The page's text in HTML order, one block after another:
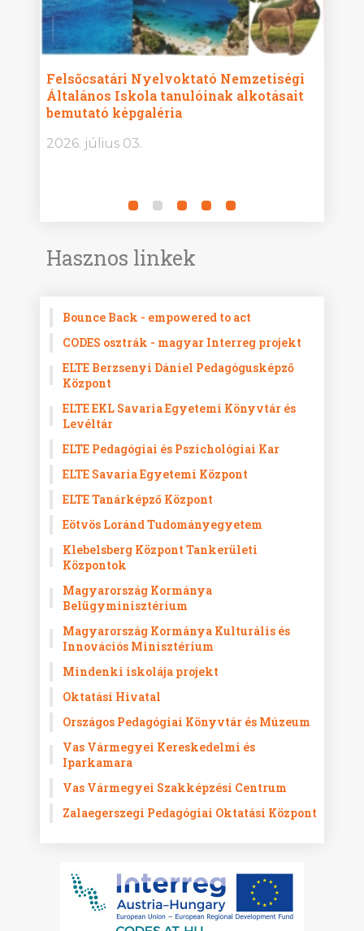
Felsőcsatári Nyelvoktató Nemzetiségi
Általános Iskola tanulóinak alkotásait
bemutató képgaléria
2026. július 03.
Hasznos linkek
Bounce Back - empowered to act
CODES osztrák - magyar Interreg projekt
ELTE Berzsenyi Dániel Pedagógusképző
Központ
ELTE EKL Savaria Egyetemi Könyvtár és
Levéltár
ELTE Pedagógiai és Pszichológiai Kar
ELTE Savaria Egyetemi Központ
ELTE Tanárképző Központ
Eötvös Loránd Tudományegyetem
Klebelsberg Központ Tankerületi
Központok
Magyarország Kormánya
Belügyminisztérium
Magyarország Kormánya Kulturális és
Innovációs Minisztérium
Mindenki iskolája projekt
Oktatási Hivatal
Országos Pedagógiai Könyvtár és Múzeum
Vas Vármegyei Kereskedelmi és
Iparkamara
Vas Vármegyei Szakképzési Centrum
Zalaegerszegi Pedagógiai Oktatási Központ